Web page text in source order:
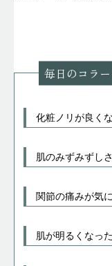
毎日のコラ
化粧ノリが良く
肌のみずみずし
関節の痛みが気
肌が明るくなっ